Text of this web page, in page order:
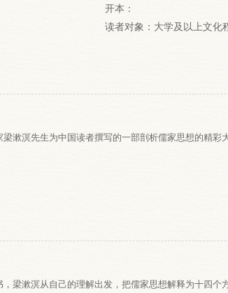
开本：
读者对象：大学及以上文化
漱溟先生为中国读者撰写的一部剖析儒家思想的精
，梁漱溟从自己的理解出发，把儒家思想解释为十四